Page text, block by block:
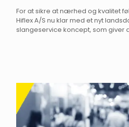
For at sikre at nærhed og kvalitet
Hiflex A/S nu klar med et nyt
slangeservice koncept, som giver